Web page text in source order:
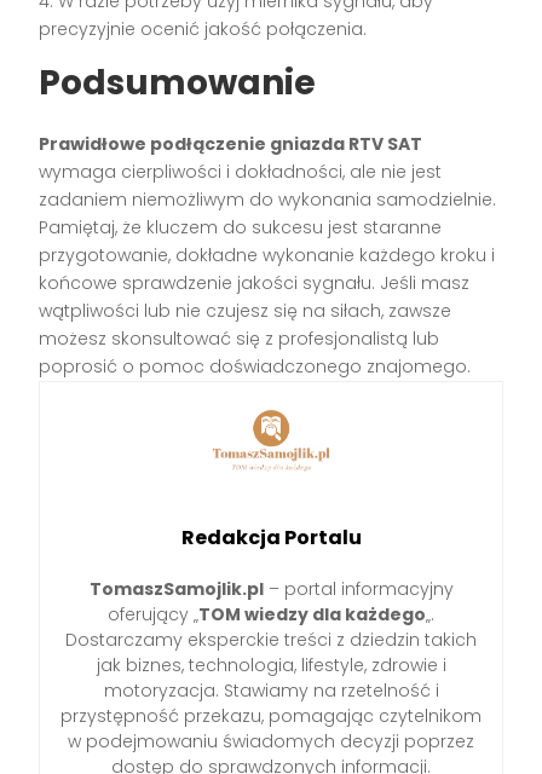
precyzyjnie ocenić jakość połączenia.
Podsumowanie
Prawidłowe podłączenie gniazda RTV SAT
wymaga cierpliwości i dokładności, ale nie jest
zadaniem niemożliwym do wykonania samodzielnie.
Pamiętaj, że kluczem do sukcesu jest staranne
przygotowanie, dokładne wykonanie każdego kroku i
końcowe sprawdzenie jakości sygnału. Jeśli masz
wątpliwości lub nie czujesz się na siłach, zawsze
możesz skonsultować się z profesjonalistą lub
poprosić o pomoc doświadczonego znajomego.
Redakcja Portalu
TomaszSamojlik.pl– portal informacyjny
oferujący „TOM wiedzy dla każdego„.
Dostarczamy eksperckie treści z dziedzin takich
jak biznes, technologia, lifestyle, zdrowie i
motoryzacja. Stawiamy na rzetelność i
przystępność przekazu, pomagając czytelnikom
w podejmowaniu świadomych decyzji poprzez
dostęp do sprawdzonych informacji.